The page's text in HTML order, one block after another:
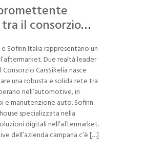
il consorzio
Sofinn Italia rappresentano un
Due realtà leader
CarsSikelia nasce
una robusta e solida rete tra
nell’automotive, in
e manutenzione auto. Sofinn
specializzata nella
digitali nell’aftermarket.
dell’azienda campana c’è […]